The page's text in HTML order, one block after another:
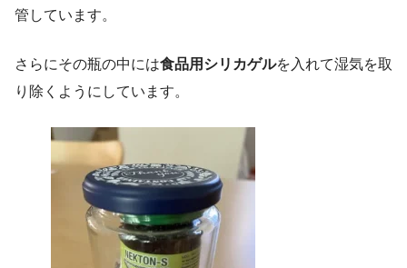
管しています。
さらにその瓶の中には食品用シリカゲルを入れて湿気を取
り除くようにしています。